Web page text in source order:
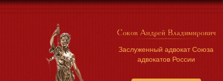
Заслуженный адвокат Союза
адвокатов России